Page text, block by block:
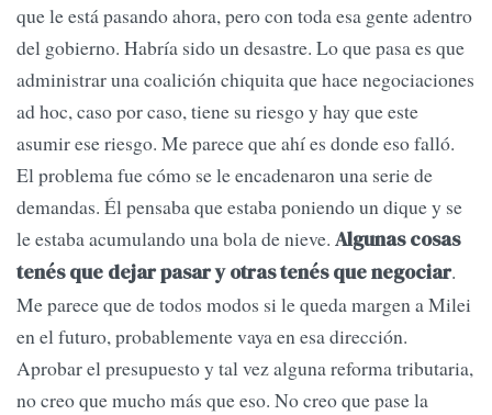
que le está pasando ahora, pero con toda esa gente adentro
del gobierno. Habría sido un desastre. Lo que pasa es que
administrar una coalición chiquita que hace negociaciones
ad hoc, caso por caso, tiene su riesgo y hay que este
asumir ese riesgo. Me parece que ahí es donde eso falló.
El problema fue cómo se le encadenaron una serie de
demandas. Él pensaba que estaba poniendo un dique y se
le estaba acumulando una bola de nieve. Algunas cosas
tenés que dejar pasar y otras tenés que negociar.
Me parece que de todos modos si le queda margen a Milei
en el futuro, probablemente vaya en esa dirección.
Aprobar el presupuesto y tal vez alguna reforma tributaria,
no creo que mucho más que eso. No creo que pase la